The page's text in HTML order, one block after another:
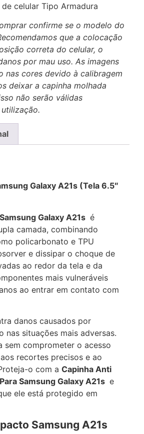
de celular Tipo Armadura
confirme se o modelo do
que a colocação
correta do celular, o
por mau uso. As imagens
nas cores devido à calibragem
deixar a capinha molhada
não serão válidas
Galaxy A21s (Tela 6.5″
Galaxy A21s é
camada, combinando
policarbonato e TPU
e dissipar o choque de
ao redor da tela e da
mais vulneráveis
ao entrar em contato com
danos causados por
nas situações mais adversas.
sem comprometer o acesso
recortes precisos e ao
o com a Capinha Anti
Samsung Galaxy A21s e
ele está protegido em
Samsung A21s